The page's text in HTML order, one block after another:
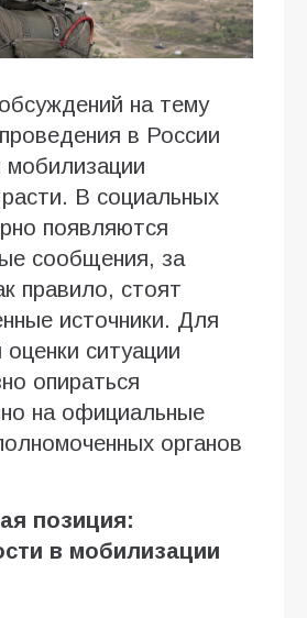
на тему
в России
В социальных
появляются
сообщения, за
правило, стоят
источники. Для
ситуации
опираться
на официальные
органов
позиция:
в мобилизации